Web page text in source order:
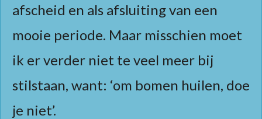
afscheid en als afsluiting van een
mooie periode. Maar misschien moet
ik er verder niet te veel meer bij
stilstaan, want: ‘om bomen huilen, doe
je niet’.